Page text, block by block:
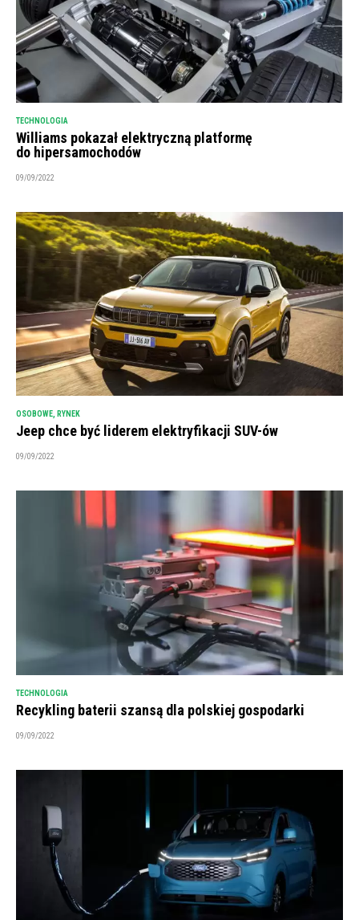
TECHNOLOGIA
Williams pokazał elektryczną platformę
do hipersamochodów
09/09/2022
OSOBOWE, RYNEK
Jeep chce być liderem elektryfikacji SUV-ów
09/09/2022
TECHNOLOGIA
Recykling baterii szansą dla polskiej gospodarki
09/09/2022